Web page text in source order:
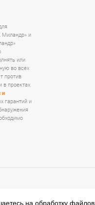
Миландр» и
или
во всех
против
в проектах
и
гарантий и
на обработку файлов